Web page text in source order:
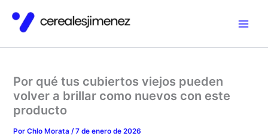
contenido
Por qué tus cubiertos viejos pueden
volver a brillar como nuevos con este
producto
PorChlo Morata /7 de enero de 2026